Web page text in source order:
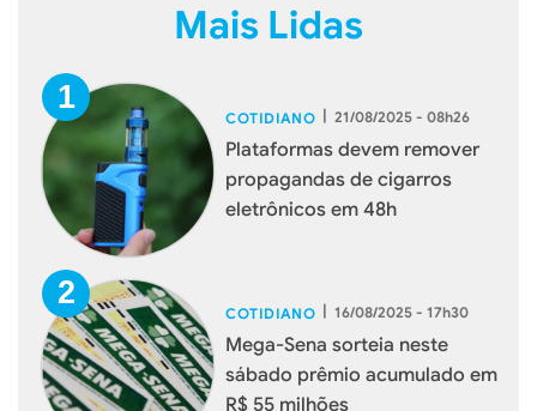
Mais Lidas
COTIDIANO | 21/08/2025 - 08h26
Plataformas devem remover
propagandas de cigarros
eletrônicos em 48h
COTIDIANO | 16/08/2025 - 17h30
Mega-Sena sorteia neste
sábado prêmio acumulado em
R$ 55 milhões